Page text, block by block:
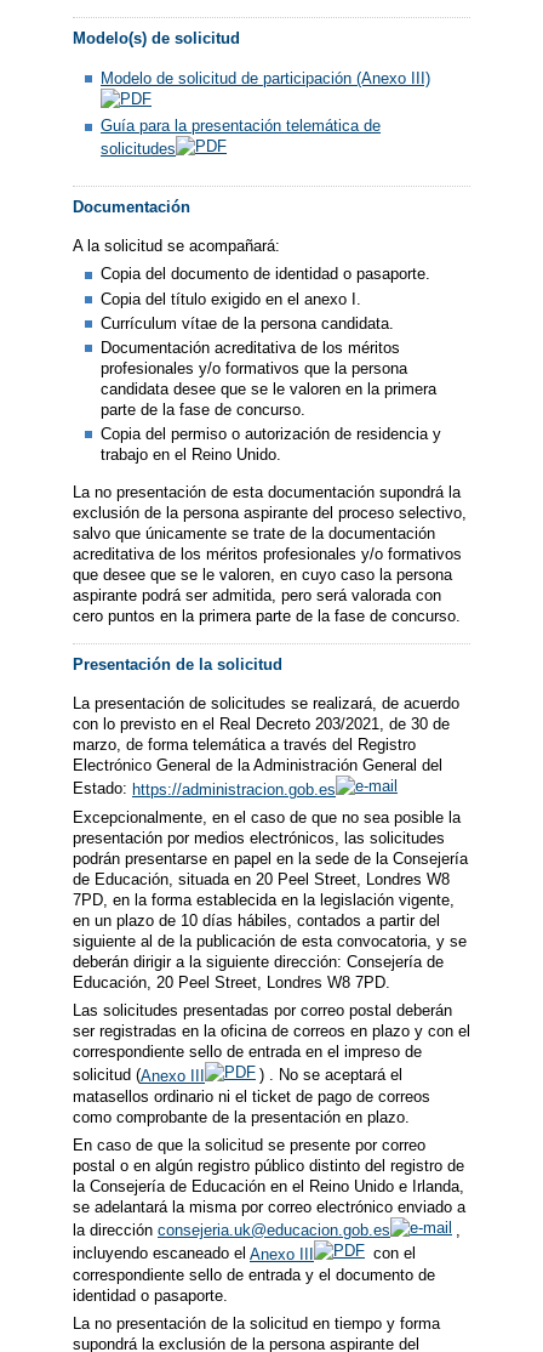
Modelo(s) de solicitud
Modelo de solicitud de participación (Anexo III)
Guía para la presentación telemática de
solicitudes
Documentación
A la solicitud se acompañará:
Copia del documento de identidad o pasaporte.
Copia del título exigido en el anexo I.
Currículum vítae de la persona candidata.
Documentación acreditativa de los méritos
profesionales y/o formativos que la persona
candidata desee que se le valoren en la primera
parte de la fase de concurso.
Copia del permiso o autorización de residencia y
trabajo en el Reino Unido.
La no presentación de esta documentación supondrá la
exclusión de la persona aspirante del proceso selectivo,
salvo que únicamente se trate de la documentación
acreditativa de los méritos profesionales y/o formativos
que desee que se le valoren, en cuyo caso la persona
aspirante podrá ser admitida, pero será valorada con
cero puntos en la primera parte de la fase de concurso.
Presentación de la solicitud
La presentación de solicitudes se realizará, de acuerdo
con lo previsto en el Real Decreto 203/2021, de 30 de
marzo, de forma telemática a través del Registro
Electrónico General de la Administración General del
Estado: https://administracion.gob.es
Excepcionalmente, en el caso de que no sea posible la
presentación por medios electrónicos, las solicitudes
podrán presentarse en papel en la sede de la Consejería
de Educación, situada en 20 Peel Street, Londres W8
7PD, en la forma establecida en la legislación vigente,
en un plazo de 10 días hábiles, contados a partir del
siguiente al de la publicación de esta convocatoria, y se
deberán dirigir a la siguiente dirección: Consejería de
Educación, 20 Peel Street, Londres W8 7PD.
Las solicitudes presentadas por correo postal deberán
ser registradas en la oficina de correos en plazo y con el
correspondiente sello de entrada en el impreso de
solicitud (Anexo III
) . No se aceptará el
matasellos ordinario ni el ticket de pago de correos
como comprobante de la presentación en plazo.
En caso de que la solicitud se presente por correo
postal o en algún registro público distinto del registro de
la Consejería de Educación en el Reino Unido e Irlanda,
se adelantará la misma por correo electrónico enviado a
la dirección consejeria.uk@educacion.gob.es
,
incluyendo escaneado el Anexo III
con el
correspondiente sello de entrada y el documento de
identidad o pasaporte.
La no presentación de la solicitud en tiempo y forma
supondrá la exclusión de la persona aspirante del